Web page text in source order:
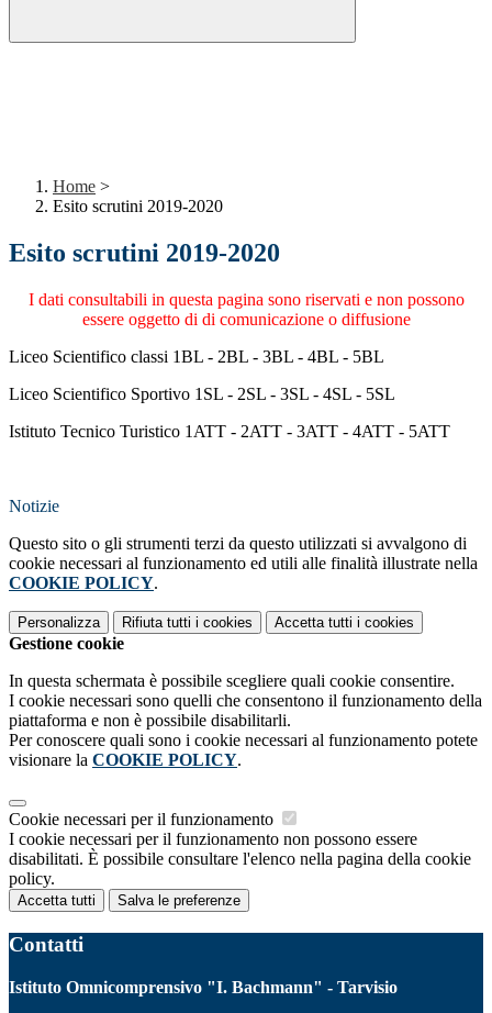
Home >
Esito scrutini 2019-2020
Esito scrutini 2019-2020
I dati consultabili in questa pagina sono riservati e non possono
essere oggetto di di comunicazione o diffusione
Liceo Scientifico classi 1BL - 2BL - 3BL - 4BL - 5BL
Liceo Scientifico Sportivo 1SL - 2SL - 3SL - 4SL - 5SL
Istituto Tecnico Turistico 1ATT - 2ATT - 3ATT - 4ATT - 5ATT
Notizie
Questo sito o gli strumenti terzi da questo utilizzati si avvalgono di
cookie necessari al funzionamento ed utili alle finalità illustrate nella
COOKIE POLICY.
Personalizza Rifiuta tutti i cookies Accetta tutti i cookies
Gestione cookie
In questa schermata è possibile scegliere quali cookie consentire.
I cookie necessari sono quelli che consentono il funzionamento della
piattaforma e non è possibile disabilitarli.
Per conoscere quali sono i cookie necessari al funzionamento potete
visionare la COOKIE POLICY.
Cookie necessari per il funzionamento
I cookie necessari per il funzionamento non possono essere
disabilitati. È possibile consultare l'elenco nella pagina della cookie
policy.
Accetta tutti Salva le preferenze
Contatti
Istituto Omnicomprensivo "I. Bachmann" - Tarvisio